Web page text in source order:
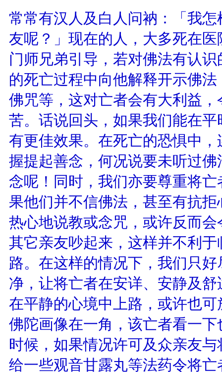
常常有汉人及白人问衲：「我
友呢？」现在的人，大多死在
门师兄弟引导，若对佛法有认
的死亡过程中向他解释开示佛
佛咒等，这对亡者会有大利益
苦。话说回头，如果我们能在
有更佳效果。在死亡的恐惧中
握提起善念，何况说要未听过
念呢！同时，我们亦要尊重将
果他们并不信佛法，甚至有抗
热心地说教或念咒，或许反而
其它亲友吵起来，这样并不利
路。在这样的情况下，我们只
净，让将亡者在安详、安静及
在平静的心境中上路，或许也
佛陀画像在一角，该亡者看一
时候，如果情况许可及众亲友
给一些观音甘露丸等法药令将